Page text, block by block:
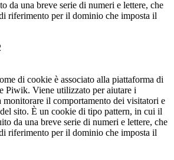
da una breve serie di numeri e lettere, che
riferimento per il dominio che imposta il
di cookie è associato alla piattaforma di
Piwik. Viene utilizzato per aiutare i
il comportamento dei visitatori e
sito. È un cookie di tipo pattern, in cui il
da una breve serie di numeri e lettere, che
riferimento per il dominio che imposta il